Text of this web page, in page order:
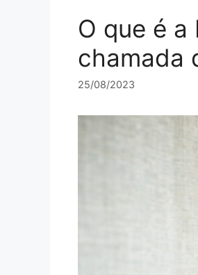
O que é a
chamada
25/08/2023